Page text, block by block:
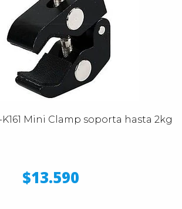
Mini Clamp soporta hasta 2kg
$13.590